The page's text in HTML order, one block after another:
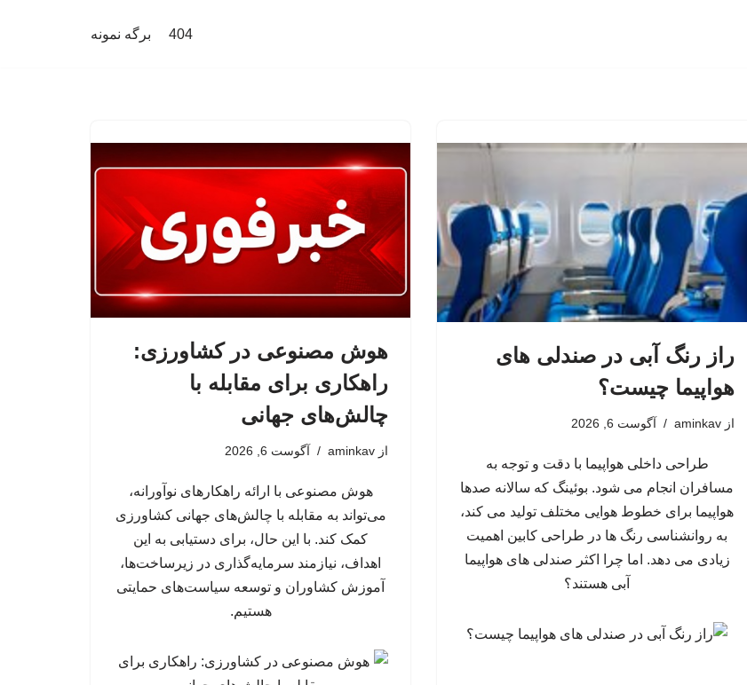
404 برگه نمونه
راز رنگ آبی در صندلی های
هواپیما چیست؟
از aminkav آگوست 6, 2026
طراحی داخلی هواپیما با دقت و توجه به
مسافران انجام می شود. بوئینگ که سالانه صدها
هواپیما برای خطوط هوایی مختلف تولید می کند،
به روانشناسی رنگ ها در طراحی کابین اهمیت
زیادی می دهد. اما چرا اکثر صندلی های هواپیما
آبی هستند؟
هوش مصنوعی در کشاورزی:
راهکاری برای مقابله با
چالش‌های جهانی
از aminkav آگوست 6, 2026
هوش مصنوعی با ارائه راهکارهای نوآورانه،
می‌تواند به مقابله با چالش‌های جهانی کشاورزی
کمک کند. با این حال، برای دستیابی به این
اهداف، نیازمند سرمایه‌گذاری در زیرساخت‌ها،
آموزش کشاوران و توسعه سیاست‌های حمایتی
هستیم.